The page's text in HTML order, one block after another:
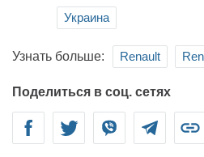
Украина
Renault
Узнать больше:
Поделиться в соц. сетях
Facebook Twitter Viber